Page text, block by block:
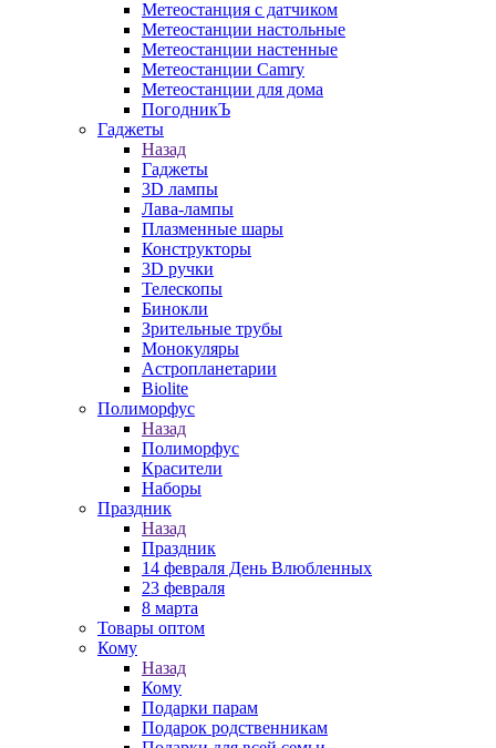
Метеостанция с датчиком
Метеостанции настольные
Метеостанции настенные
Метеостанции Camry
Метеостанции для дома
ПогодникЪ
Гаджеты
Назад
Гаджеты
3D лампы
Лава-лампы
Плазменные шары
Конструкторы
3D ручки
Телескопы
Бинокли
Зрительные трубы
Монокуляры
Астропланетарии
Biolite
Полиморфус
Назад
Полиморфус
Красители
Наборы
Праздник
Назад
Праздник
14 февраля День Влюбленных
23 февраля
8 марта
Товары оптом
Кому
Назад
Кому
Подарки парам
Подарок родственникам